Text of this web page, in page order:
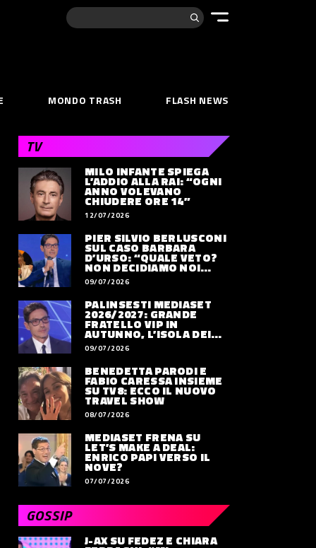
Cerca:
MONDO TRASH FLASH NEWS
TV
MILO INFANTE SPIEGA
L’ADDIO ALLA RAI: “OGNI
ANNO VOLEVANO
CHIUDERE ORE 14”
12/07/2026
PIER SILVIO BERLUSCONI
SUL CASO BARBARA
D’URSO: “QUALE VETO?
NON DECIDIAMO NOI
DOVE LAVORERÀ”
09/07/2026
PALINSESTI MEDIASET
2026/2027: GRANDE
FRATELLO VIP IN
AUTUNNO, L’ISOLA DEI
FAMOSI SLITTA AL 2027
09/07/2026
BENEDETTA PARODI E
FABIO CARESSA INSIEME
SU TV8: ECCO IL NUOVO
TRAVEL SHOW
08/07/2026
MEDIASET FRENA SU
LET’S MAKE A DEAL:
ENRICO PAPI VERSO IL
NOVE?
07/07/2026
GOSSIP
J-AX SU FEDEZ E CHIARA